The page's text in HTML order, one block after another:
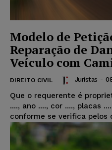
Modelo de
Reparação de
Veículo com
DIREITO CIVIL Juristas -
Que o requerente é
...., ano ...., cor ...., placas
conforme se verifica pelos